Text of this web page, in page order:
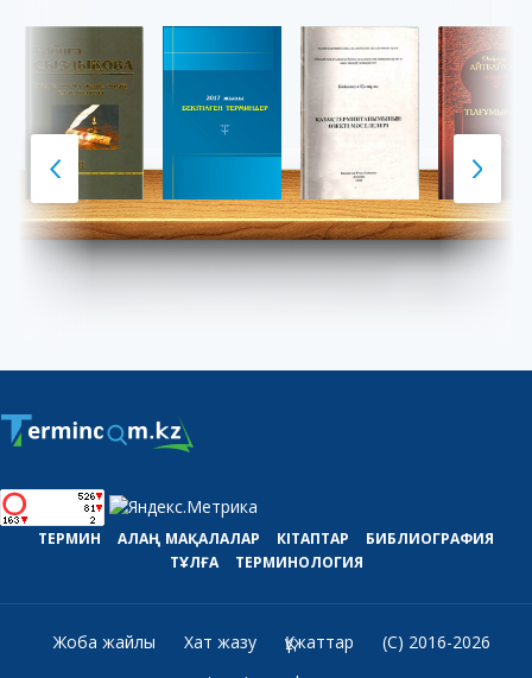
ТЕРМИН АЛАҢ МАҚАЛАЛАР КІТАПТАР
БИБЛИОГРАФИЯ
ТҰЛҒА
ТЕРМИНОЛОГИЯ
Жоба жайлы Хат жазу Құжаттар
(C) 2016-2026